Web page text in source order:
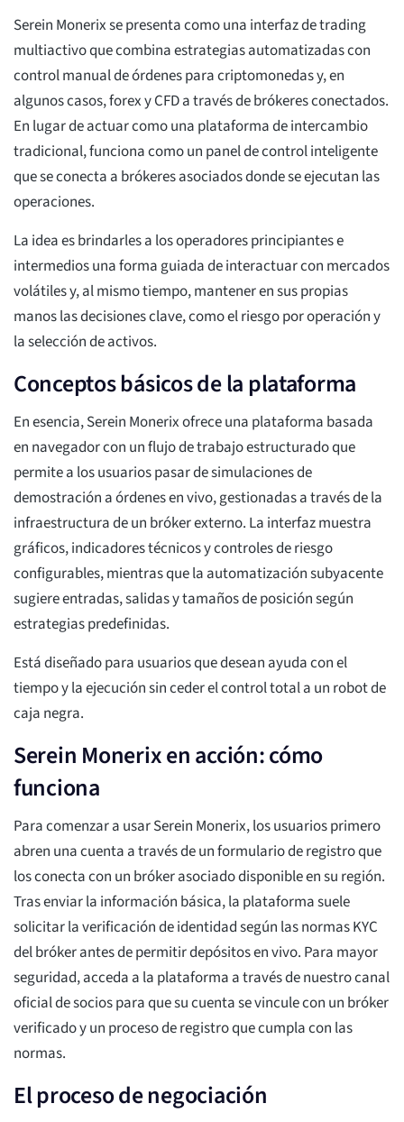
Serein Monerix se presenta como una interfaz de trading
multiactivo que combina estrategias automatizadas con
control manual de órdenes para criptomonedas y, en
algunos casos, forex y CFD a través de brókeres conectados.
En lugar de actuar como una plataforma de intercambio
tradicional, funciona como un panel de control inteligente
que se conecta a brókeres asociados donde se ejecutan las
operaciones.
La idea es brindarles a los operadores principiantes e
intermedios una forma guiada de interactuar con mercados
volátiles y, al mismo tiempo, mantener en sus propias
manos las decisiones clave, como el riesgo por operación y
la selección de activos.
Conceptos básicos de la plataforma
En esencia, Serein Monerix ofrece una plataforma basada
en navegador con un flujo de trabajo estructurado que
permite a los usuarios pasar de simulaciones de
demostración a órdenes en vivo, gestionadas a través de la
infraestructura de un bróker externo. La interfaz muestra
gráficos, indicadores técnicos y controles de riesgo
configurables, mientras que la automatización subyacente
sugiere entradas, salidas y tamaños de posición según
estrategias predefinidas.
Está diseñado para usuarios que desean ayuda con el
tiempo y la ejecución sin ceder el control total a un robot de
caja negra.
Serein Monerix en acción: cómo
funciona
Para comenzar a usar Serein Monerix, los usuarios primero
abren una cuenta a través de un formulario de registro que
los conecta con un bróker asociado disponible en su región.
Tras enviar la información básica, la plataforma suele
solicitar la verificación de identidad según las normas KYC
del bróker antes de permitir depósitos en vivo. Para mayor
seguridad, acceda a la plataforma a través de nuestro canal
oficial de socios para que su cuenta se vincule con un bróker
verificado y un proceso de registro que cumpla con las
normas.
El proceso de negociación